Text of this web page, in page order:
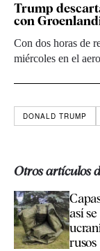
Trump
con
Con dos horas de
miércoles en el
DONALD TRUMP
Otros artículos
así
rusos